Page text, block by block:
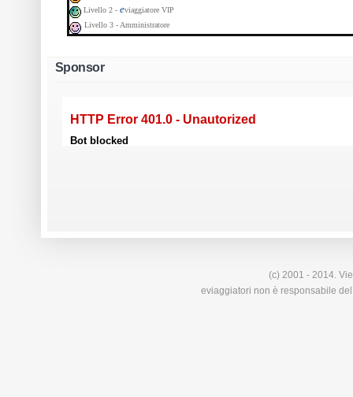
Livello 2 - eviaggiatore VIP
Livello 3 - Amministratore
Sponsor
(c) 2001 - 2014.
eviaggiatori non è responsabile